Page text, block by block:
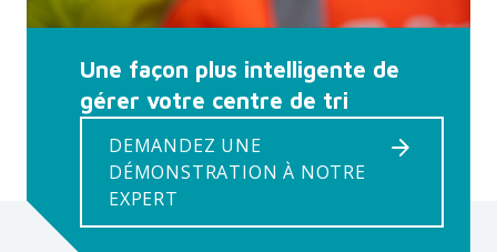
Une façon plus intelligente de
gérer votre centre de tri
DEMANDEZ UNE
DÉMONSTRATION À NOTRE
EXPERT